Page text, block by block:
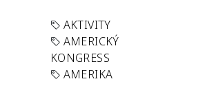
AKTIVITY
AMERICKÝ
KONGRESS
AMERIKA